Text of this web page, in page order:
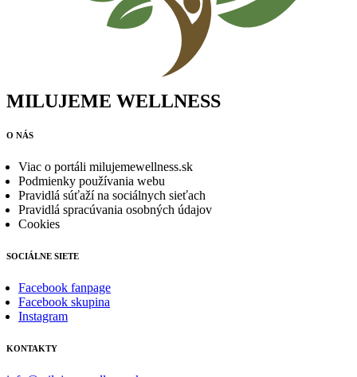
MILUJEME WELLNESS
O NÁS
Viac o portáli milujemewellness.sk
Podmienky používania webu
Pravidlá súťaží na sociálnych sieťach
Pravidlá spracúvania osobných údajov
Cookies
SOCIÁLNE SIETE
Facebook fanpage
Facebook skupina
Instagram
KONTAKTY